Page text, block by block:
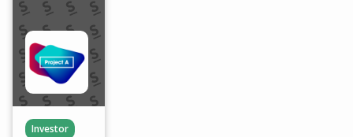
Investor